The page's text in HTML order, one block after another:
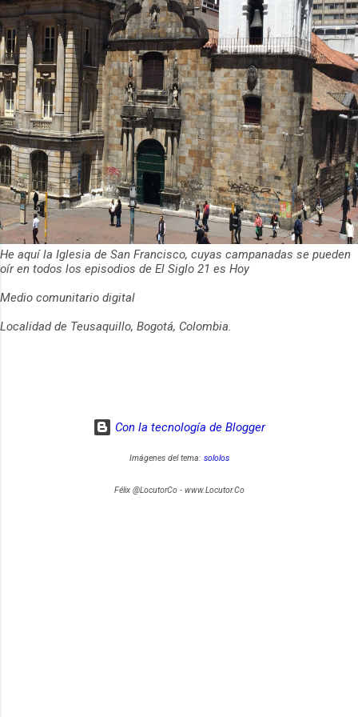
He aquí la Iglesia de San Francisco, cuyas campanadas se pueden
oír en todos los episodios de El Siglo 21 es Hoy
Medio comunitario digital
Localidad de Teusaquillo, Bogotá, Colombia.
Con la tecnología de Blogger
Imágenes del tema: sololos
Félix @LocutorCo - www.Locutor.Co